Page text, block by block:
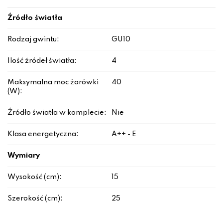
Źródło światła
Rodzaj gwintu: GU10
Ilość źródeł światła: 4
Maksymalna moc żarówki
(W):
40
Źródło światła w komplecie: Nie
Klasa energetyczna: A++ - E
Wymiary
Wysokość (cm): 15
Szerokość (cm): 25